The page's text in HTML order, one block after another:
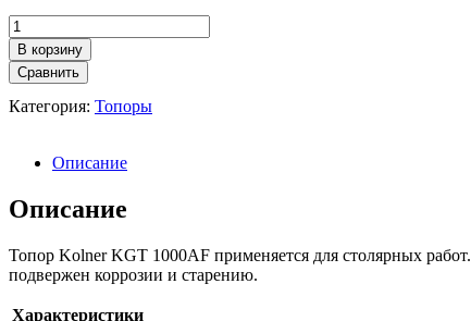
Количество
товара
Топор
Kolner
KGT
В корзину
Сравнить
Категория: Топоры
Описание
Описание
Топор Kolner KGT 1000AF применяется для столярных работ.
подвержен коррозии и старению.
Характеристики